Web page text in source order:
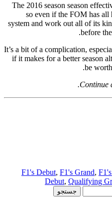
The 2016 season season
so even if the FOM has all
system and work out all of its
before
It’s a bit of a complication,
if it makes for a better season
be
Continue
F1's Debut, F1's Grand,
Debut, Qualifying